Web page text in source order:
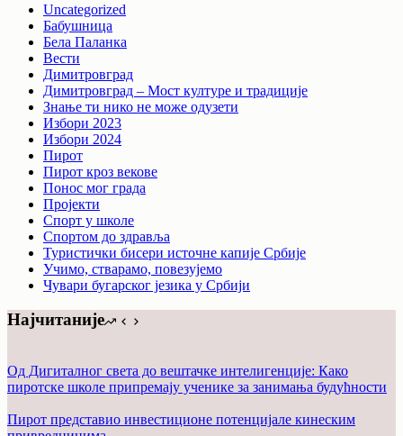
Uncategorized
Бабушница
Бела Паланка
Вести
Димитровград
Димитровград – Мост културе и традиције
Знање ти нико не може одузети
Избори 2023
Избори 2024
Пирот
Пирот кроз векове
Понос мог града
Пројекти
Спорт у школе
Спортом до здравља
Туристички бисери источне капије Србије
Учимо, стварамо, повезујемо
Чувари бугарског језика у Србији
Најчитаније
Од Дигиталног света до вештачке интелигенције: Како
пиротске школе припремају ученике за занимања будућности
Пирот представио инвестиционе потенцијале кинеским